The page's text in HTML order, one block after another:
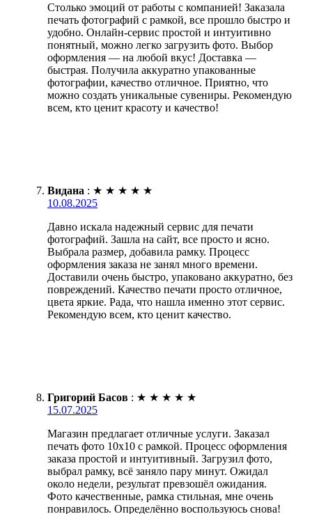
Столько эмоций от работы с компанией! Заказала
печать фотографий с рамкой, все прошло быстро и
удобно. Онлайн-сервис простой и интуитивно
понятный, можно легко загрузить фото. Выбор
оформления — на любой вкус! Доставка —
быстрая. Получила аккуратно упакованные
фотографии, качество отличное. Приятно, что
можно создать уникальные сувениры. Рекомендую
всем, кто ценит красоту и качество!
Видана : ★ ★ ★ ★ ★
10.08.2025
Давно искала надежный сервис для печати
фотографий. Зашла на сайт, все просто и ясно.
Выбрала размер, добавила рамку. Процесс
оформления заказа не занял много времени.
Доставили очень быстро, упаковано аккуратно, без
повреждений. Качество печати просто отличное,
цвета яркие. Рада, что нашла именно этот сервис.
Рекомендую всем, кто ценит качество.
Григорий Басов : ★ ★ ★ ★ ★
15.07.2025
Магазин предлагает отличные услуги. Заказал
печать фото 10х10 с рамкой. Процесс оформления
заказа простой и интуитивный. Загрузил фото,
выбрал рамку, всё заняло пару минут. Ожидал
около недели, результат превзошёл ожидания.
Фото качественные, рамка стильная, мне очень
понравилось. Определённо воспользуюсь снова!